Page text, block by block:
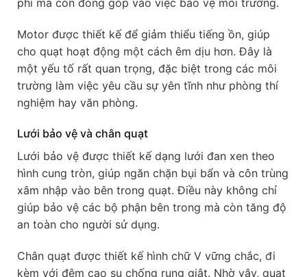
Motor được thiết kế để giảm thiểu tiếng ồn, giúp
cho quạt hoạt động một cách êm dịu hơn. Đây là
một yếu tố rất quan trọng, đặc biệt trong các môi
trường làm việc yêu cầu sự yên tĩnh như phòng thí
nghiệm hay văn phòng.
Lưới bảo vệ và chân quạt
Lưới bảo vệ được thiết kế dạng lưới đan xen theo
hình cung tròn, giúp ngăn chặn bụi bẩn và côn trùng
xâm nhập vào bên trong quạt. Điều này không chỉ
giúp bảo vệ các bộ phận bên trong mà còn tăng độ
an toàn cho người sử dụng.
Chân quạt được thiết kế hình chữ V vững chắc, đi
kèm với đệm cao su chống rung giật. Nhờ vậy, quạt